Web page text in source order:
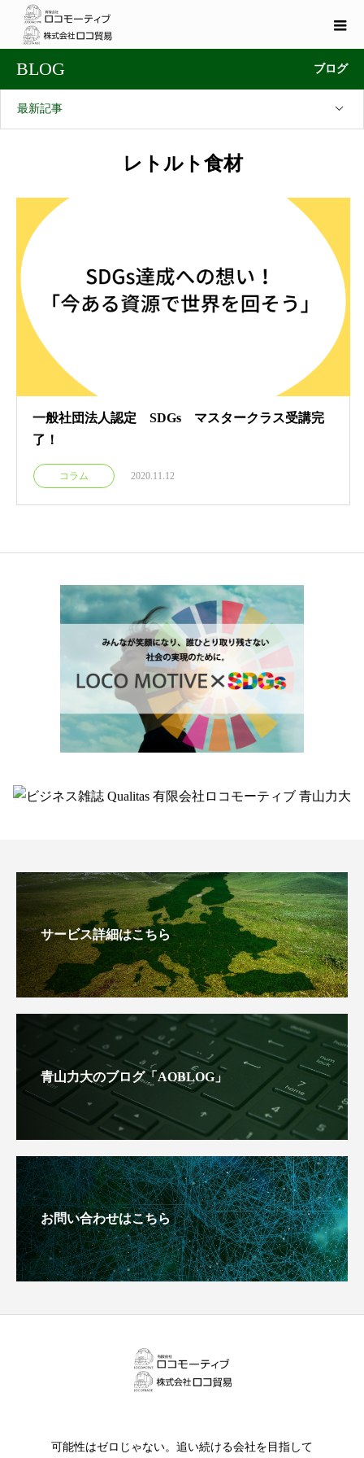
BLOG ブログ
最新記事
レトルト食材
一般社団法人認定 SDGs マスタークラス受講完
了！
コラム 2020.11.12
サービス詳細はこちら
青山力大のブログ「AOBLOG」
お問い合わせはこちら
可能性はゼロじゃない。追い続ける会社を目指して